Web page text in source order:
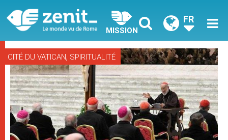
MISSION
FR
CITÉ DU VATICAN, SPIRITUALITÉ